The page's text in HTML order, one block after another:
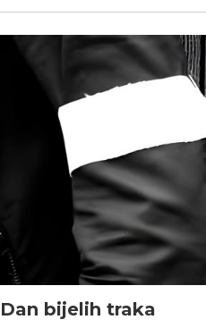
Dan bijelih traka